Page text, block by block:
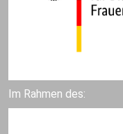
Im Rahmen des: